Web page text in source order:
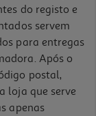
do registo e
servem
para entregas
Após o
postal,
loja que serve
apenas